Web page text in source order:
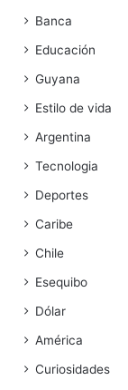
Banca
Educación
Guyana
Estilo de vida
Argentina
Tecnologia
Deportes
Caribe
Chile
Esequibo
Dólar
América
Curiosidades